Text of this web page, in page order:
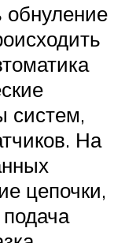
обнуление
систем,
На
цепочки,